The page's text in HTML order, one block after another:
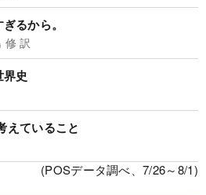
るから。
修 訳
史
えていること
(POSデータ調べ、7/26～8/1)